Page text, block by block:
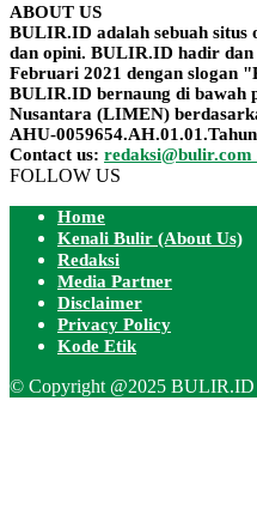
ABOUT US
BULIR.ID adalah sebuah
dan opini. BULIR.ID hadir
Februari 2021 dengan slogan
BULIR.ID bernaung di bawah
Nusantara (LIMEN)
AHU-
Contact us:
FOLLOW US
Home
Kenali Bulir (About Us)
Redaksi
Media Partner
Disclaimer
Privacy Policy
Kode Etik
© Copyright @2025 BULIR.ID